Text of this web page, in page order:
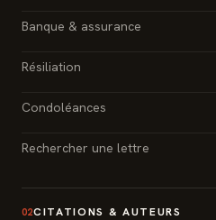
Banque & assurance
Résiliation
Condoléances
Rechercher une lettre
02CITATIONS & AUTEURS